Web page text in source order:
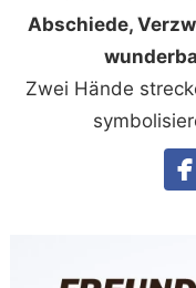
Abschiede,
Zwei Hände